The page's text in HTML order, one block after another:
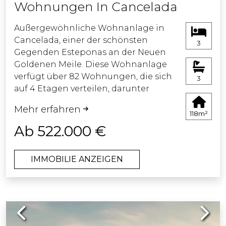
Wohnungen In Cancelada
Außergewöhnliche Wohnanlage in
Cancelada, einer der schönsten
Gegenden Esteponas an der Neuen
Goldenen Meile. Diese Wohnanlage
verfügt über 82 Wohnungen, die sich
auf 4 Etagen verteilen, darunter
und 3 Schlafzimmern, jeweils mit
Terrassen und/oder Gärten. Außerdem
gibt es Penthäuser mit
Sonnenterrassen. Zu jeder Wohnung
gehören ein Abstellraum und eine
Den Bewohnern steht ein
erfrischender Swimmingpool zur
Mehr erfahren
Ab 522.000 €
IMMOBILIE ANZEIGEN
3
3
118m²
Previous Next